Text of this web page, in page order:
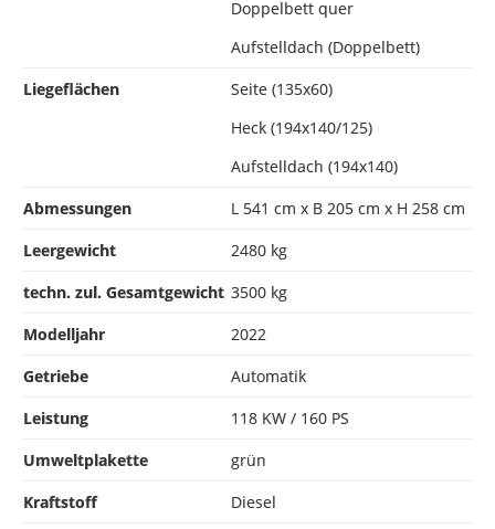
Doppelbett quer
Aufstelldach (Doppelbett)
Liegeflächen
Seite (135x60)
Heck (194x140/125)
Aufstelldach (194x140)
Abmessungen
L 541 cm x B 205 cm x H 258 cm
Leergewicht
2480 kg
techn. zul. Gesamtgewicht 3500 kg
Modelljahr
2022
Getriebe
Automatik
Leistung
118 KW / 160 PS
Umweltplakette
grün
Kraftstoff
Diesel